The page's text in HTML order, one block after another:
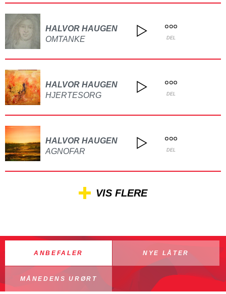
HALVOR HAUGEN
OMTANKE
DEL
HALVOR HAUGEN
HJERTESORG
DEL
HALVOR HAUGEN
AGNOFAR
DEL
VIS FLERE
ANBEFALER NYE LÅTER
MÅNEDENS URØRT